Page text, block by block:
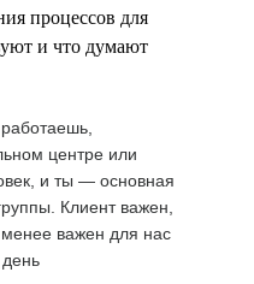
процессов для
и что думают
центре или
и ты — основная
Клиент важен,
менее важен для нас